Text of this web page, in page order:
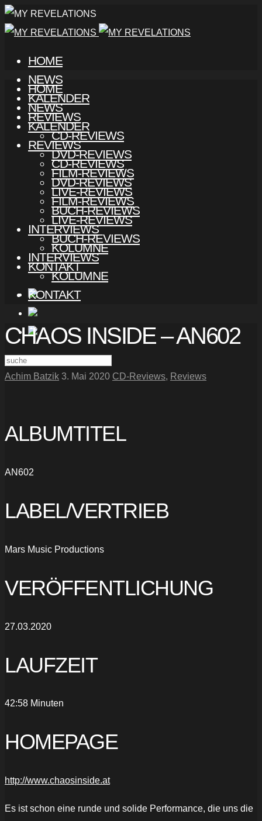
HOME
NEWS
KALENDER
REVIEWS
CD-REVIEWS
DVD-REVIEWS
FILM-REVIEWS
LIVE-REVIEWS
BUCH-REVIEWS
INTERVIEWS
KOLUMNE
KONTAKT
HOME
NEWS
KALENDER
REVIEWS
CD-REVIEWS
DVD-REVIEWS
FILM-REVIEWS
LIVE-REVIEWS
BUCH-REVIEWS
INTERVIEWS
KOLUMNE
KONTAKT
CHAOS INSIDE – AN602
Achim Batzik 3. Mai 2020 CD-Reviews, Reviews
ALBUMTITEL
AN602
LABEL/VERTRIEB
Mars Music Productions
VERÖFFENTLICHUNG
27.03.2020
LAUFZEIT
42:58 Minuten
HOMEPAGE
http://www.chaosinside.at
Es ist schon eine runde und solide Performance, die uns die